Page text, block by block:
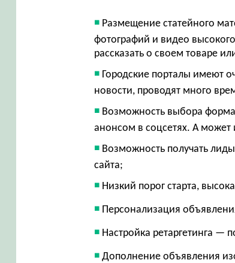
Размещение статейного
фотографий и видео
рассказать о своем товаре
Городские порталы имеют
новости, проводят много
Возможность выбора
анонсом в соцсетях. А может
Возможность получать
сайта;
Низкий порог старта,
Персонализация
Настройка ретаргетинга —
Дополнение объявления